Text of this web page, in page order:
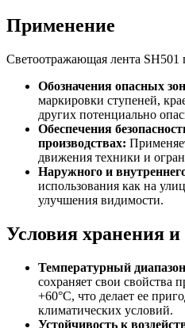
Применение
Светоотражающая лента SH501
Обозначения опасных
маркировки ступеней,
других потенциально
Обеспечения
производствах:
движения техники и
Наружного и
использования как на
улучшения видимости.
Условия хранения и
Температурный
сохраняет свои свойства
+60°C, что делает ее
климатических условий.
Устойчивость к